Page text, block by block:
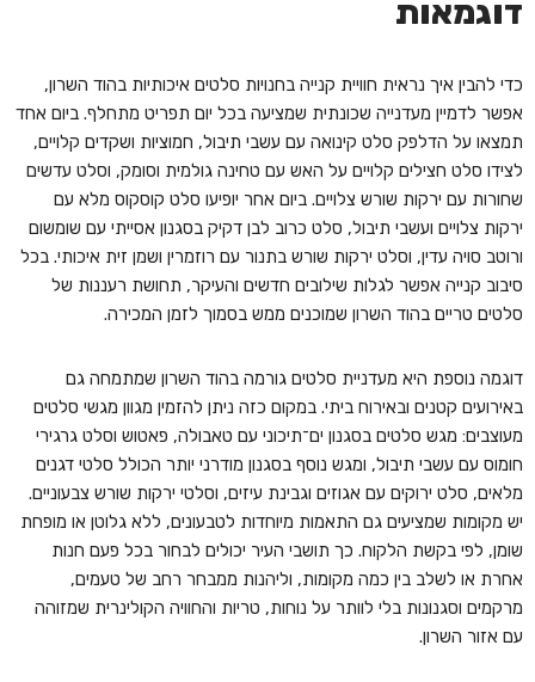
דוגמאות
כדי להבין איך נראית חוויית קנייה בחנויות סלטים איכותיות בהוד השרון,
אפשר לדמיין מעדנייה שכונתית שמציעה בכל יום תפריט מתחלף. ביום אחד
תמצאו על הדלפק סלט קינואה עם עשבי תיבול, חמוציות ושקדים קלויים,
לצידו סלט חצילים קלויים על האש עם טחינה גולמית וסומק, וסלט עדשים
שחורות עם ירקות שורש צלויים. ביום אחר יופיעו סלט קוסקוס מלא עם
ירקות צלויים ועשבי תיבול, סלט כרוב לבן דקיק בסגנון אסייתי עם שומשום
ורוטב סויה עדין, וסלט ירקות שורש בתנור עם רוזמרין ושמן זית איכותי. בכל
סיבוב קנייה אפשר לגלות שילובים חדשים והעיקר, תחושת רעננות של
סלטים טריים בהוד השרון שמוכנים ממש בסמוך לזמן המכירה.
דוגמה נוספת היא מעדניית סלטים גורמה בהוד השרון שמתמחה גם
באירועים קטנים ובאירוח ביתי. במקום כזה ניתן להזמין מגוון מגשי סלטים
מעוצבים: מגש סלטים בסגנון ים־תיכוני עם טאבולה, פאטוש וסלט גרגירי
חומוס עם עשבי תיבול, ומגש נוסף בסגנון מודרני יותר הכולל סלטי דגנים
מלאים, סלט ירוקים עם אגוזים וגבינת עיזים, וסלטי ירקות שורש צבעוניים.
יש מקומות שמציעים גם התאמות מיוחדות לטבעונים, ללא גלוטן או מופחת
שומן, לפי בקשת הלקוח. כך תושבי העיר יכולים לבחור בכל פעם חנות
אחרת או לשלב בין כמה מקומות, וליהנות ממבחר רחב של טעמים,
מרקמים וסגנונות בלי לוותר על נוחות, טריות והחוויה הקולינרית שמזוהה
עם אזור השרון.